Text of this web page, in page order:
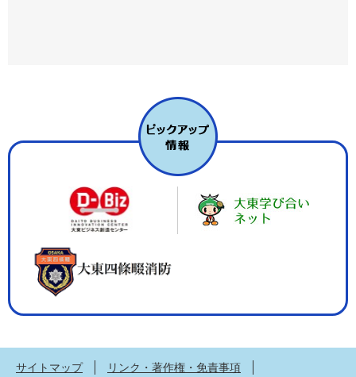
サイトマップ
リンク・著作権・免責事項